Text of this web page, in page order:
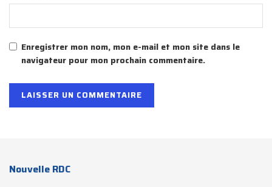
Enregistrer mon nom, mon e-mail et mon site dans le
navigateur pour mon prochain commentaire.
Nouvelle RDC